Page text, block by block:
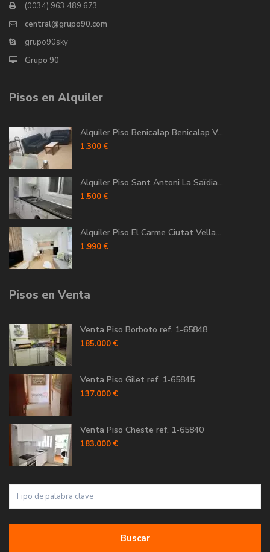
(0034) 963 489 673
central@grupo90.com
grupo90sky
Grupo 90
Pisos en Alquiler
Alquiler Piso Benicalap Benicalap V...
1.300 €
Alquiler Piso Sant Antoni La Saïdia...
1.500 €
Alquiler Piso El Carme Ciutat Vella...
1.990 €
Pisos en Venta
Venta Piso Borboto ref. 1-65848
185.000 €
Venta Piso Gilet ref. 1-65845
137.000 €
Venta Piso Cheste ref. 1-65840
183.000 €
Buscar